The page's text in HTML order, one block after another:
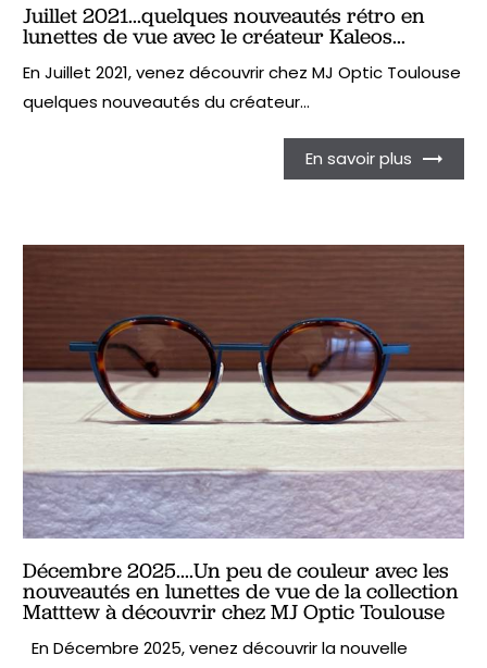
Juillet 2021...quelques nouveautés rétro en
lunettes de vue avec le créateur Kaleos...
En Juillet 2021, venez découvrir chez MJ Optic Toulouse
quelques nouveautés du créateur...
En savoir plus
Décembre 2025....Un peu de couleur avec les
nouveautés en lunettes de vue de la collection
Matttew à découvrir chez MJ Optic Toulouse
En Décembre 2025, venez découvrir la nouvelle